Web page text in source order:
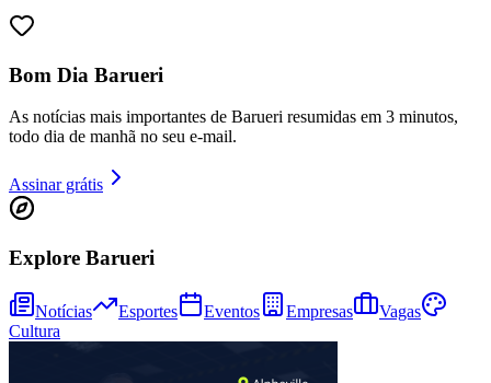
Athletico-PR
Bom Dia Barueri
As notícias mais importantes de Barueri resumidas em 3 minutos,
todo dia de manhã no seu e-mail.
Assinar grátis
Explore Barueri
Notícias Esportes Eventos Empresas
Vagas
Cultura